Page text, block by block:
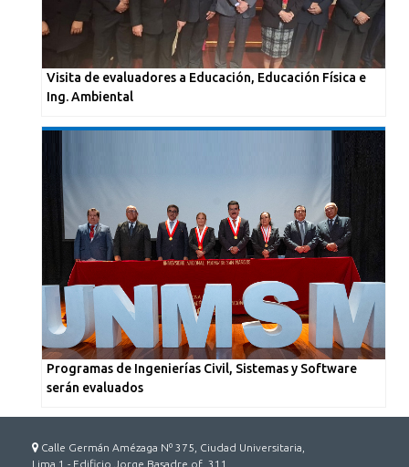
Visita de evaluadores a Educación, Educación Física e
Ing. Ambiental
Programas de Ingenierías Civil, Sistemas y Software
serán evaluados
Calle Germán Amézaga Nº 375, Ciudad Universitaria,
Lima 1 - Edificio Jorge Basadre of. 311